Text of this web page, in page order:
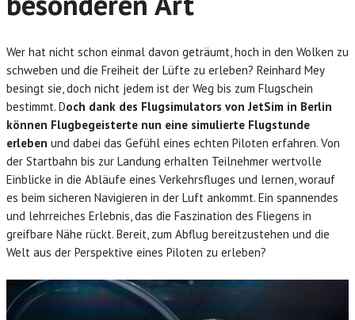
Wer hat nicht schon einmal davon geträumt, hoch in den Wolken zu
schweben und die Freiheit der Lüfte zu erleben? Reinhard Mey
besingt sie, doch nicht jedem ist der Weg bis zum Flugschein
bestimmt. Doch dank des Flugsimulators von JetSim in Berlin
können Flugbegeisterte nun eine simulierte Flugstunde
erleben und dabei das Gefühl eines echten Piloten erfahren. Von
der Startbahn bis zur Landung erhalten Teilnehmer wertvolle
Einblicke in die Abläufe eines Verkehrsfluges und lernen, worauf
es beim sicheren Navigieren in der Luft ankommt. Ein spannendes
und lehrreiches Erlebnis, das die Faszination des Fliegens in
greifbare Nähe rückt. Bereit, zum Abflug bereitzustehen und die
Welt aus der Perspektive eines Piloten zu erleben?